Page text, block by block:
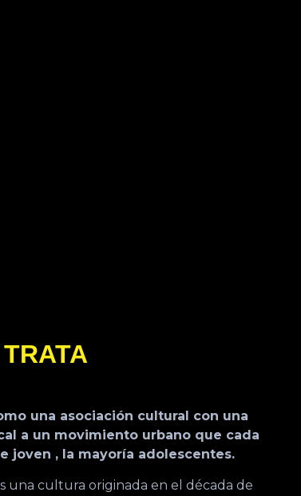
una asociación cultural con una
a un movimiento urbano que cada
joven , la mayoría adolescentes.
una cultura originada en el década de